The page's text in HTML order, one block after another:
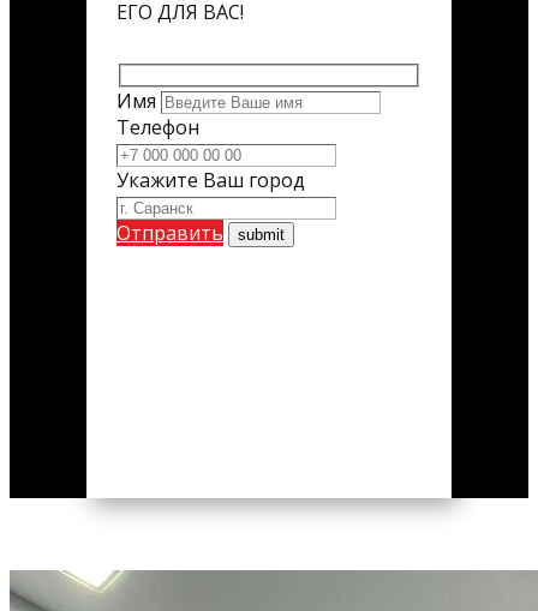
ЕГО ДЛЯ ВАС!
Имя
Телефон
Укажите Ваш город
Отправить